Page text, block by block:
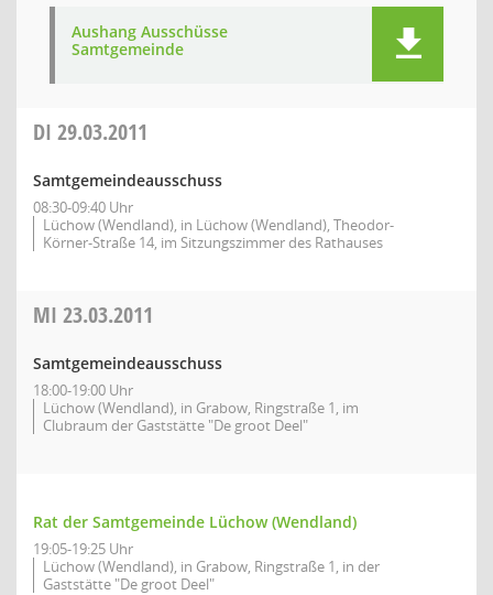
Aushang Ausschüsse
Samtgemeinde
DI 29.03.2011
Samtgemeindeausschuss
08:30-09:40 Uhr
Lüchow (Wendland), in Lüchow (Wendland), Theodor-
Körner-Straße 14, im Sitzungszimmer des Rathauses
MI 23.03.2011
Samtgemeindeausschuss
18:00-19:00 Uhr
Lüchow (Wendland), in Grabow, Ringstraße 1, im
Clubraum der Gaststätte "De groot Deel"
Rat der Samtgemeinde Lüchow (Wendland)
19:05-19:25 Uhr
Lüchow (Wendland), in Grabow, Ringstraße 1, in der
Gaststätte "De groot Deel"